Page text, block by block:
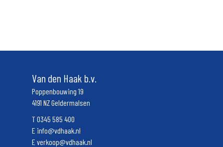
Van den Haak b.v.
Poppenbouwing 19
4191 NZ Geldermalsen
T0345 585 400
E info@vdhaak.nl
E verkoop@vdhaak.nl